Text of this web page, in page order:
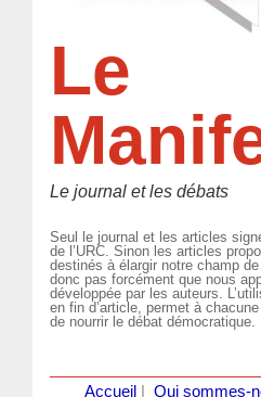
Le
Le journal et les débats
Seul le journal et les articles
de l’URC. Sinon les articles
destinés à élargir notre champ
donc pas forcément que nous
développée par les auteurs.
en fin d’article, permet à
de nourrir le débat démocratique.
Accueil Qui sommes-